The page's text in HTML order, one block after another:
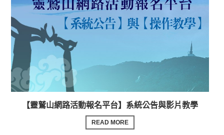
【靈鷲山網路活動報名平台】系統公告與影片教學
READ MORE